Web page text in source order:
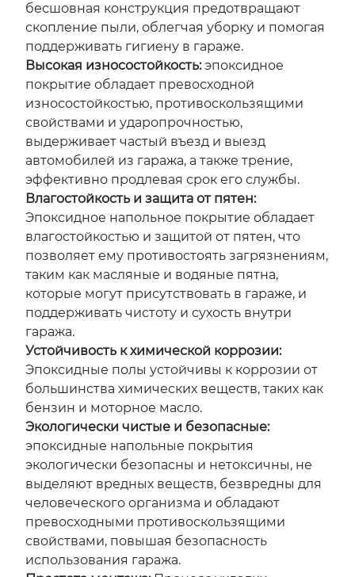
бесшовная конструкция предотвращают
скопление пыли, облегчая уборку и помогая
поддерживать гигиену в гараже.
Высокая износостойкость:эпоксидное
покрытие обладает превосходной
износостойкостью, противоскользящими
свойствами и ударопрочностью,
выдерживает частый въезд и выезд
автомобилей из гаража, а также трение,
эффективно продлевая срок его службы.
Влагостойкость и защита от пятен:
Эпоксидное напольное покрытие обладает
влагостойкостью и защитой от пятен, что
позволяет ему противостоять загрязнениям,
таким как масляные и водяные пятна,
которые могут присутствовать в гараже, и
поддерживать чистоту и сухость внутри
гаража.
Устойчивость к химической коррозии:
Эпоксидные полы устойчивы к коррозии от
большинства химических веществ, таких как
бензин и моторное масло.
Экологически чистые и безопасные:
эпоксидные напольные покрытия
экологически безопасны и нетоксичны, не
выделяют вредных веществ, безвредны для
человеческого организма и обладают
превосходными противоскользящими
свойствами, повышая безопасность
использования гаража.